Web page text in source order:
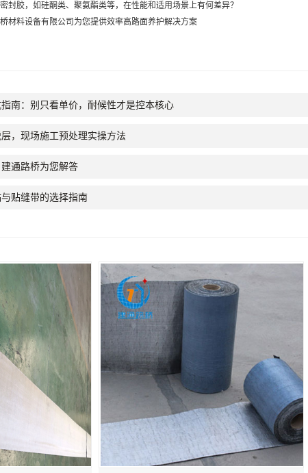
封胶，如硅酮类、聚氨酯类等，在性能和适用场景上有何差异？
材料设备有限公司为您提供效率高路面养护解决方案
南：别只看单价，耐候性才是控本核心
，现场施工预处理实操方法
通路桥为您解答
贴缝带的选择指南